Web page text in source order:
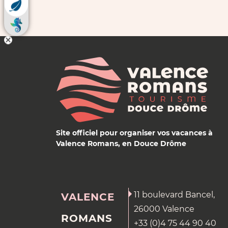
Site officiel pour organiser vos vacances à
Valence Romans, en Douce Drôme
VALENCE
ROMANS
11 boulevard Bancel,
26000 Valence
+33 (0)4 75 44 90 40